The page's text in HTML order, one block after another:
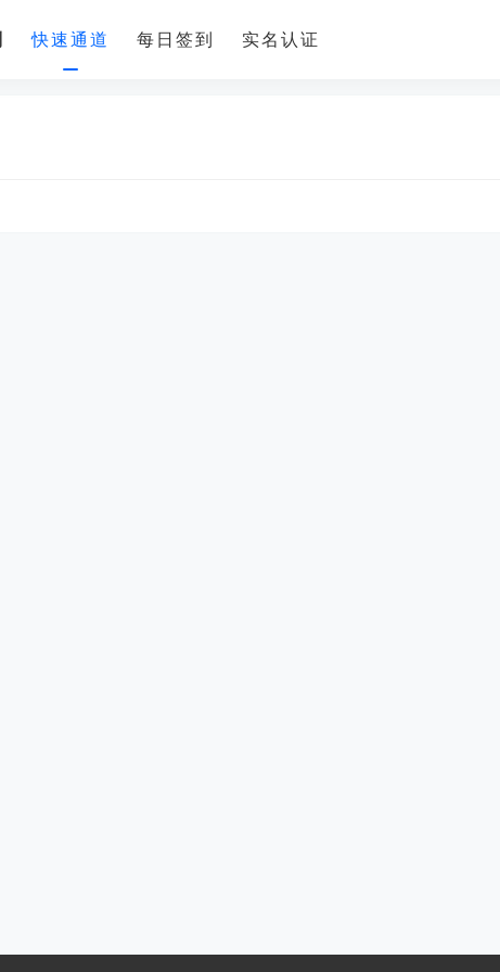
快速通道 每日签到 实名认证